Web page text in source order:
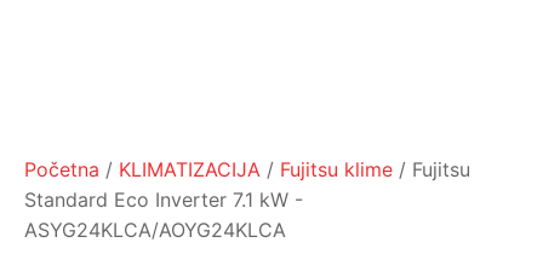
Početna / KLIMATIZACIJA / Fujitsu klime / Fujitsu
Standard Eco Inverter 7.1 kW -
ASYG24KLCA/AOYG24KLCA